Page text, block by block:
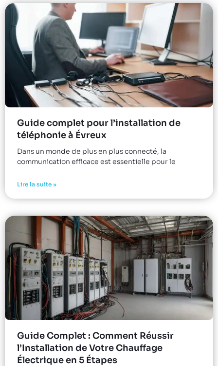
Guide complet pour l’installation de
téléphonie à Évreux
Dans un monde de plus en plus connecté, la
communication efficace est essentielle pour le
Lire la suite »
Guide Complet : Comment Réussir
l’Installation de Votre Chauffage
Électrique en 5 Étapes